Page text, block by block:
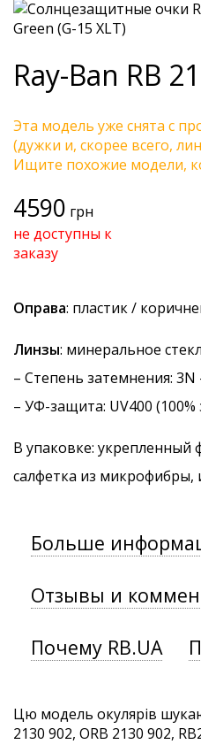
Ray-Ban RB
Эта модель уже снята с
(дужки и, скорее всего,
Ищите похожие модели,
4590 грн
не доступны к
заказу
Оправа: пластик /
Линзы: минеральное
– Степень затемнения:
– УФ-защита: UV400
В упаковке: укрепленный
салфетка из микрофибры,
Больше
Отзывы и
Почему RB.UA
Цю модель окулярів
2130 902, ORB 2130 902,